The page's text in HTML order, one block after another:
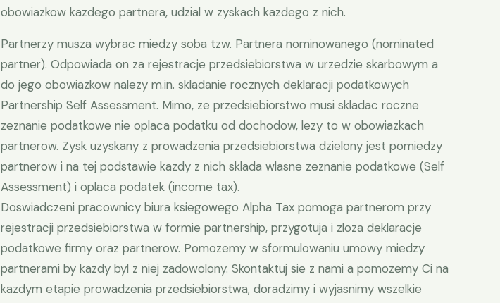
obowiazkow kazdego partnera, udzial w zyskach kazdego z nich.
Partnerzy musza wybrac miedzy soba tzw. Partnera nominowanego (nominated
partner). Odpowiada on za rejestracje przedsiebiorstwa w urzedzie skarbowym a
do jego obowiazkow nalezy m.in. skladanie rocznych deklaracji podatkowych
Partnership Self Assessment. Mimo, ze przedsiebiorstwo musi skladac roczne
zeznanie podatkowe nie oplaca podatku od dochodow, lezy to w obowiazkach
partnerow. Zysk uzyskany z prowadzenia przedsiebiorstwa dzielony jest pomiedzy
partnerow i na tej podstawie kazdy z nich sklada wlasne zeznanie podatkowe (Self
Assessment) i oplaca podatek (income tax).
Doswiadczeni pracownicy biura ksiegowego Alpha Tax pomoga partnerom przy
rejestracji przedsiebiorstwa w formie partnership, przygotuja i zloza deklaracje
podatkowe firmy oraz partnerow. Pomozemy w sformulowaniu umowy miedzy
partnerami by kazdy byl z niej zadowolony. Skontaktuj sie z nami a pomozemy Ci na
kazdym etapie prowadzenia przedsiebiorstwa, doradzimy i wyjasnimy wszelkie